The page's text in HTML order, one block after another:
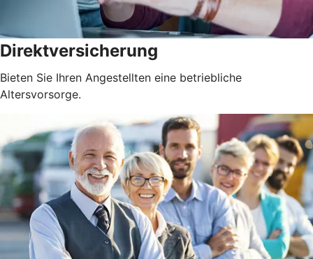
Direktversicherung
Bieten Sie Ihren Angestellten eine betriebliche
Altersvorsorge.